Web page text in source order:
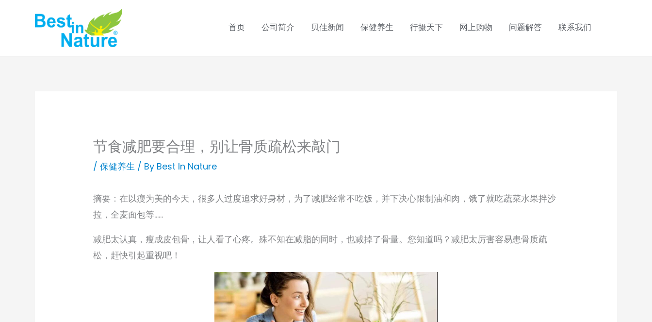
首页 公司简介 贝佳新闻 保健养生 行摄天下 网上购物 问题解答 联系我们
节食减肥要合理，别让骨质疏松来敲门
/保健养生 / By Best In Nature
摘要：在以瘦为美的今天，很多人过度追求好身材，为了减肥经常不吃饭，并下决心限制油和肉，饿了就吃蔬菜水果拌沙
拉，全麦面包等……
减肥太认真，瘦成皮包骨，让人看了心疼。殊不知在减脂的同时，也减掉了骨量。您知道吗？减肥太厉害容易患骨质疏
松，赶快引起重视吧！